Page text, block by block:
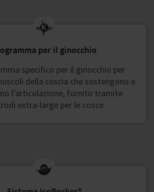
per il ginocchio
specifico per il ginocchio per
della coscia che sostengono e
l’articolazione, fornito tramite
extra-large per le cosce.